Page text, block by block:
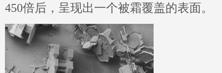
450倍后，呈现出一个被霜覆盖的表面。